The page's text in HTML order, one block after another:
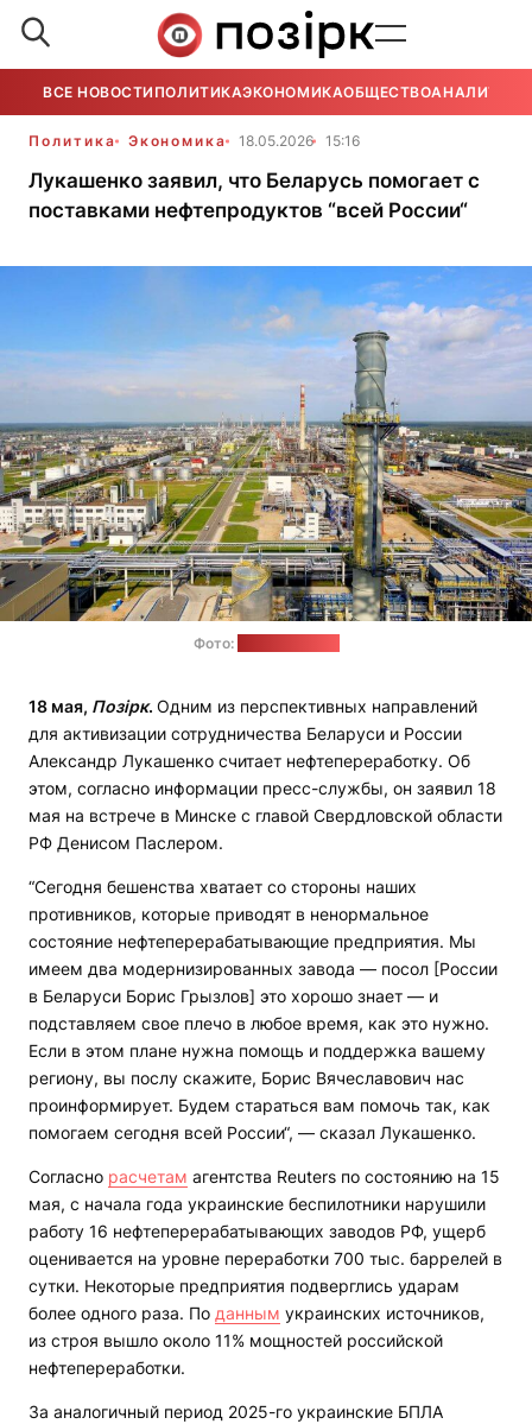
ВСЕ НОВОСТИ ПОЛИТИКАЭКОНОМИКАОБЩЕСТВОАНАЛИТИКА
Политика Экономика 18.05.2026 15:16
Лукашенко заявил, что Беларусь помогает с
поставками нефтепродуктов “всей России“
Фото:
18 мая, Позірк. Одним из перспективных направлений
для активизации сотрудничества Беларуси и России
Александр Лукашенко считает нефтепереработку. Об
этом, согласно информации пресс-службы, он заявил 18
мая на встрече в Минске с главой Свердловской области
РФ Денисом Паслером.
“Сегодня бешенства хватает со стороны наших
противников, которые приводят в ненормальное
состояние нефтеперерабатывающие предприятия. Мы
имеем два модернизированных завода — посол [России
в Беларуси Борис Грызлов] это хорошо знает — и
подставляем свое плечо в любое время, как это нужно.
Если в этом плане нужна помощь и поддержка вашему
региону, вы послу скажите, Борис Вячеславович нас
проинформирует. Будем стараться вам помочь так, как
помогаем сегодня всей России“, — сказал Лукашенко.
Согласно расчетам агентства Reuters по состоянию на 15
мая, с начала года украинские беспилотники нарушили
работу 16 нефтеперерабатывающих заводов РФ, ущерб
оценивается на уровне переработки 700 тыс. баррелей в
сутки. Некоторые предприятия подверглись ударам
более одного раза. По данным украинских источников,
из строя вышло около 11% мощностей российской
нефтепереработки.
За аналогичный период 2025-го украинские БПЛА